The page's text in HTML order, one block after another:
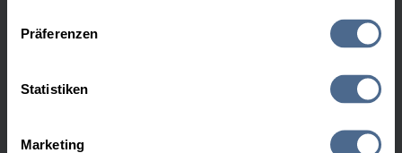
Präferenzen
Statistiken
Marketing
Zeitraum Datum